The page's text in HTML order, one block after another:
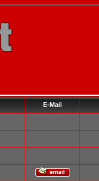
E-Mail